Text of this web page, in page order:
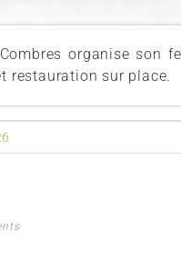
organise son
restauration sur place.